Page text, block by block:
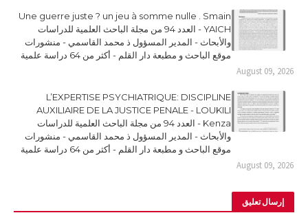
Une guerre juste ? un jeu à somme nulle . Smain
YAICH - العدد 94 من مجلة الباحث العلمية للدراسات
والأبحاث - المدير المسؤول ذ محمد القاسمي - منشورات
موقع الباحث و مطبعة دار القلم - أكثر من 64 دراسة علمية
August 09, 2026
L’EXPERTISE PSYCHIATRIQUE: DISCIPLINE
AUXILIAIRE DE LA JUSTICE PENALE - LOUKILI
Kenza - العدد 94 من مجلة الباحث العلمية للدراسات
والأبحاث - المدير المسؤول ذ محمد القاسمي - منشورات
موقع الباحث و مطبعة دار القلم - أكثر من 64 دراسة علمية
August 09, 2026
إرسال تعليق